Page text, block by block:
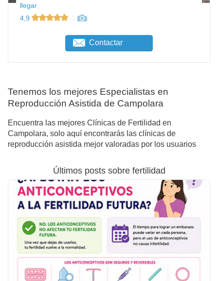
llegar
4,9
Contactar
Tenemos los mejores Especialistas en
Reproducción Asistida de Campolara
Encuentra las mejores Clínicas de Fertilidad en
Campolara, solo aquí encontrarás las clínicas de
reproducción asistida mejor valoradas por los usuarios
Últimos posts sobre fertilidad